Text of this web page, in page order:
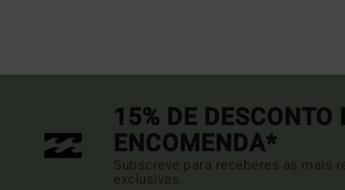
15% DE
ENCOMENDA*
Subscreve para receberes as mais
exclusivas.